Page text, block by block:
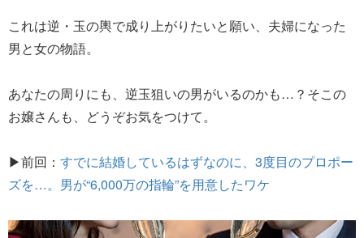
これは逆・玉の輿で成り上がりたいと願い、夫婦になった
男と女の物語。
あなたの周りにも、逆玉狙いの男がいるのかも…？そこの
お嬢さんも、どうぞお気をつけて。
▶前回： すでに結婚しているはずなのに、3度目のプロポー
ズを…。男が“6,000万の指輪”を用意したワケ